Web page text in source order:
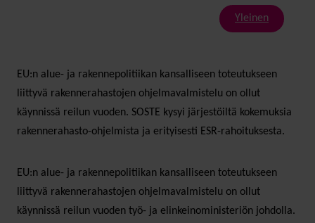
Yleinen
EU:n alue- ja rakennepolitiikan kansalliseen toteutukseen
liittyvä rakennerahastojen ohjelmavalmistelu on ollut
käynnissä reilun vuoden. SOSTE kysyi järjestöiltä kokemuksia
rakennerahasto-ohjelmista ja erityisesti ESR-rahoituksesta.
EU:n alue- ja rakennepolitiikan kansalliseen toteutukseen
liittyvä rakennerahastojen ohjelmavalmistelu on ollut
käynnissä reilun vuoden työ- ja elinkeinoministeriön johdolla.